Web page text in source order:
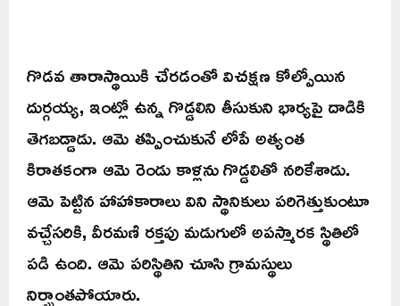
గొడవ తారాస్థాయికి చేరడంతో విచక్షణ కోల్పోయిన
దుర్గయ్య, ఇంట్లో ఉన్న గొడ్డలిని తీసుకుని భార్యపై దాడికి
తెగబడ్డాడు. ఆమె తప్పించుకునే లోపే అత్యంత
కిరాతకంగా ఆమె రెండు కాళ్లను గొడ్డలితో నరికేశాడు.
ఆమె పెట్టిన హాహాకారాలు విని స్థానికులు పరిగెత్తుకుంటూ
వచ్చేసరికి, వీరమణి రక్తపు మడుగులో అపస్మారక స్థితిలో
పడి ఉంది. ఆమె పరిస్థితిని చూసి గ్రామస్థులు
నిర్ఘాంతపోయారు.